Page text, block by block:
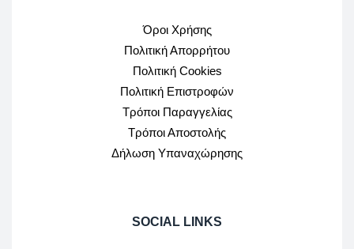
Όροι Χρήσης
Πολιτική Απορρήτου
Πολιτική Cookies
Πολιτική Επιστροφών
Τρόποι Παραγγελίας
Τρόποι Αποστολής
Δήλωση Υπαναχώρησης
SOCIAL LINKS